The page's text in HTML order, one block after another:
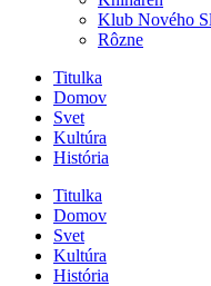
Klub Nového
Rôzne
Titulka
Domov
Svet
Kultúra
História
Titulka
Domov
Svet
Kultúra
História